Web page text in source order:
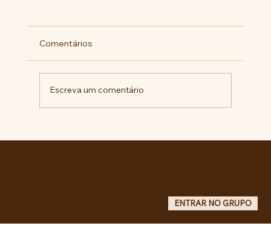
Comentários
Escreva um comentário
ENTRAR NO GRUPO